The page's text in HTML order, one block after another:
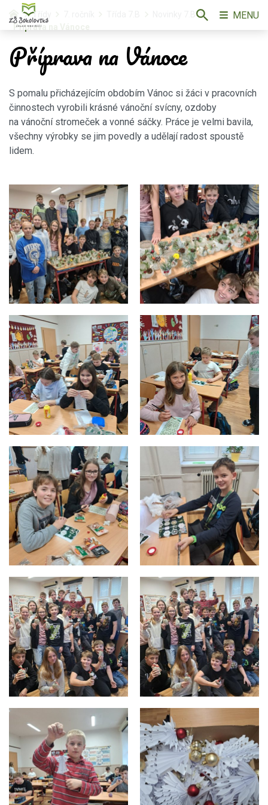
Třídy
Příprava na Vánoce
Příprava na Vánoce
S pomalu přicházejícím obdobím Vánoc si žáci v pracovních
činnostech vyrobili krásné vánoční svícny, ozdoby
na vánoční stromeček a vonné sáčky. Práce je velmi bavila,
všechny výrobky se jim povedly a udělají radost spoustě
lidem.
MENU